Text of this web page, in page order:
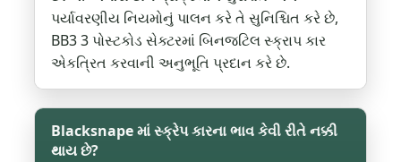
પર્યાવરણીય નિયમોનું પાલન કરે તે સુનિશ્ચિત કરે છે,
BB3 3 પોસ્ટકોડ સેક્ટરમાં બિનજટિલ સ્ક્રાપ કાર
એકત્રિત કરવાની અનુભૂતિ પ્રદાન કરે છે.
Blacksnape માં સ્ક્રેપ કારના ભાવ કેવી રીતે નક્કી
થાય છે?